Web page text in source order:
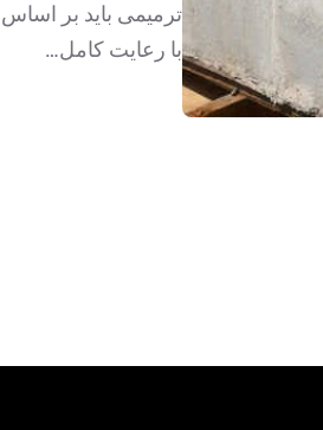
ترمیمی باید بر
با رعایت کامل…